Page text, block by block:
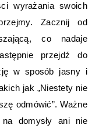
wyrażania swoich
Zacznij od
co nadaje
przejdź do
w sposób jasny i
jak „Niestety nie
odmówić”. Ważne
domysły ani nie